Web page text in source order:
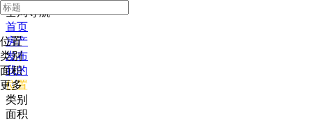
全局导航
首页
房产
发布
我的
位置
类别
面积
更多
位置
类别
面积